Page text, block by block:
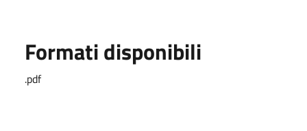
Formati disponibili
.pdf